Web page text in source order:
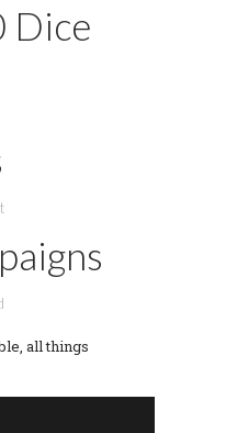
Dice
all things